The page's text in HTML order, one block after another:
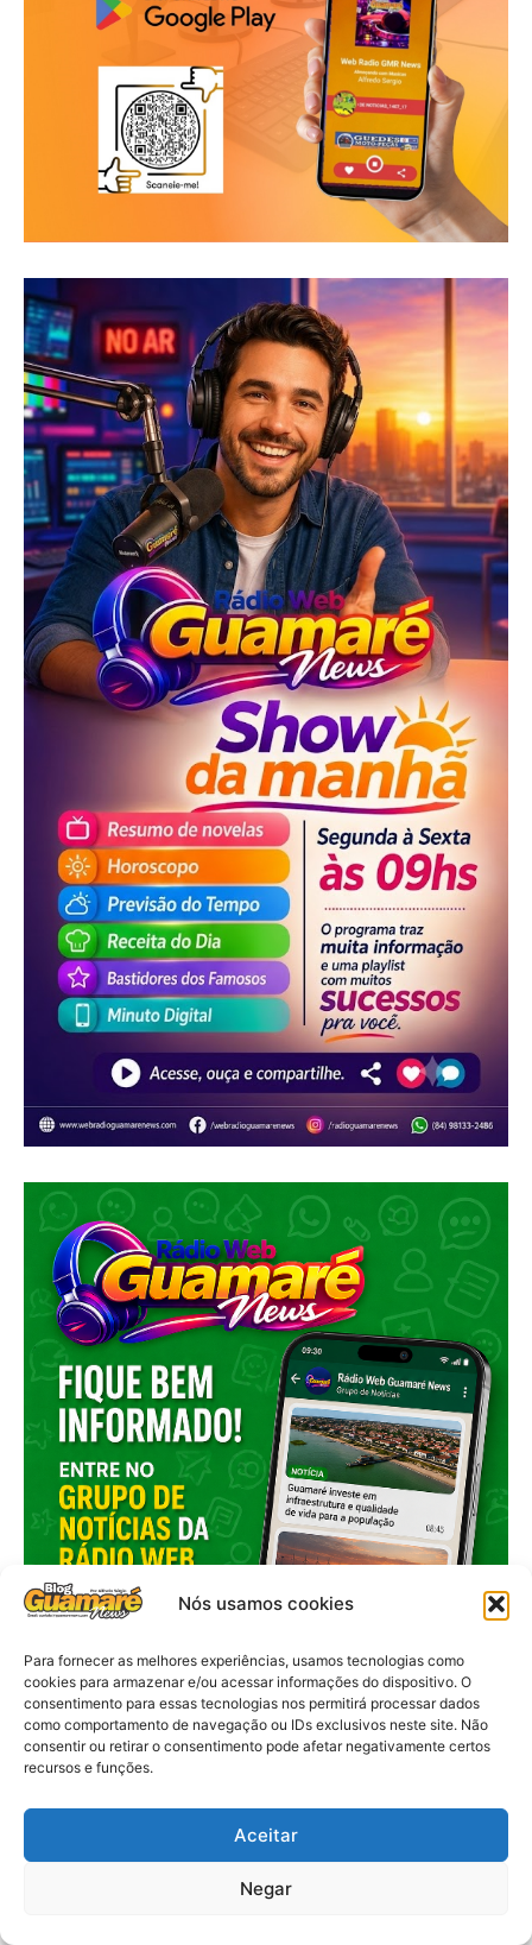
Nós usamos cookies
Para fornecer as melhores experiências, usamos tecnologias como
cookies para armazenar e/ou acessar informações do dispositivo. O
consentimento para essas tecnologias nos permitirá processar dados
como comportamento de navegação ou IDs exclusivos neste site. Não
consentir ou retirar o consentimento pode afetar negativamente certos
recursos e funções.
Aceitar
Negar